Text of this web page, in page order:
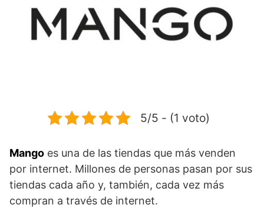
5/5 - (1 voto)
Mango es una de las tiendas que más venden
por internet. Millones de personas pasan por sus
tiendas cada año y, también, cada vez más
compran a través de internet.